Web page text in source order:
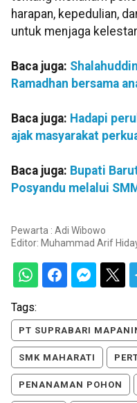
harapan, kepedulian,
untuk menjaga
Baca juga:
Ramadhan bersama
Baca juga: Hadapi
ajak masyarakat
Baca juga: Bupati
Posyandu melalui
Pewarta : Adi Wibowo
Editor: Muhammad Arif
Tags:
PT SUPRABARI
SMK MAHARATI
PENANAMAN POHON